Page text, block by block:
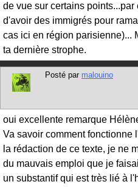
de vue sur certains
d'avoir des immigrés pour
cas ici en région parisienne)...
ta dernière strophe.
Posté par malouino
oui excellente remarque
Va savoir comment fonctionne
la rédaction de ce texte, je ne
du mauvais emploi que je
un substantif qui est très lié à